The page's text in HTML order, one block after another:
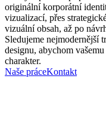
originální korporátní
vizualizací, přes
vizuální obsah, až po
Sledujeme nejmodernější
designu, abychom
charakter.
Naše práceKontakt